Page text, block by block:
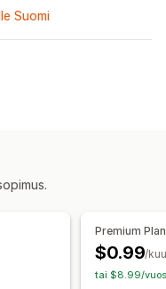
Suomi
Premium Plan
$0.99/
tai $8.99/